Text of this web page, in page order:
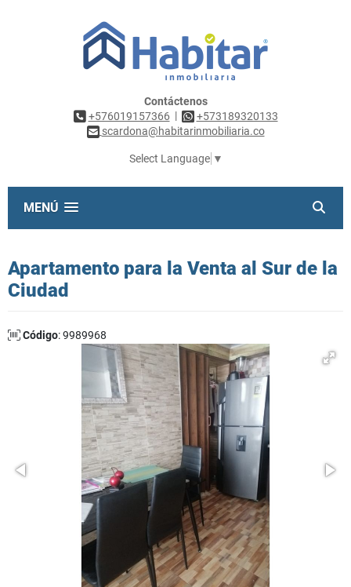
Contáctenos
+576019157366 |
+573189320133
scardona@habitarinmobiliaria.co
Select Language ▼
MENÚ
Apartamento para la Venta al Sur de la
Ciudad
Código: 9989968